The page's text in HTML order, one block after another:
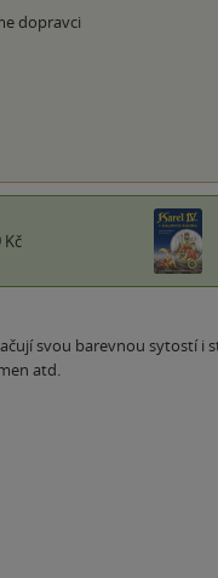
dopravci
svou barevnou sytostí
atd.